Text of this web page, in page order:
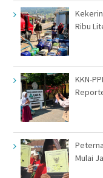
Ribu
KKN-
Mulai